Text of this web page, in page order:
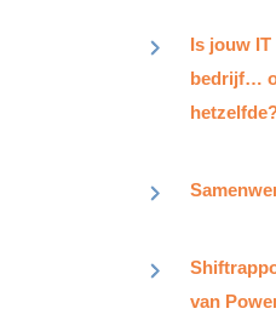
Is jouw
bedrijf…
van